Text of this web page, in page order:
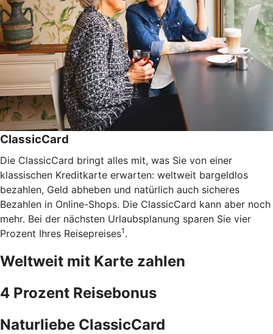
ClassicCard
Die ClassicCard bringt alles mit, was Sie von einer
klassischen Kreditkarte erwarten: weltweit bargeldlos
bezahlen, Geld abheben und natürlich auch sicheres
Bezahlen in Online-Shops. Die ClassicCard kann aber noch
mehr. Bei der nächsten Urlaubsplanung sparen Sie vier
Prozent Ihres Reisepreises1 .
Weltweit mit Karte zahlen
4 Prozent Reisebonus
Naturliebe ClassicCard